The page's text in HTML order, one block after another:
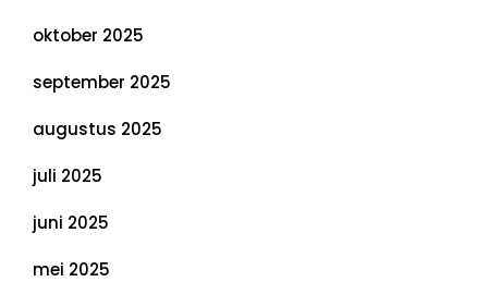
oktober 2025
september 2025
augustus 2025
juli 2025
juni 2025
mei 2025